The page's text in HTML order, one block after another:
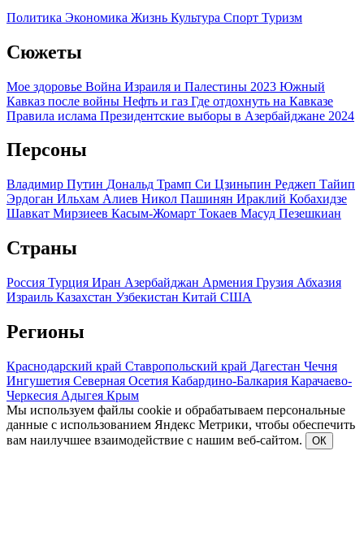
Политика Экономика Жизнь Культура Спорт Туризм
Сюжеты
Мое здоровье Война Израиля и Палестины 2023 Южный
Кавказ после войны Нефть и газ Где отдохнуть на Кавказе
Правила ислама Президентские выборы в Азербайджане 2024
Персоны
Владимир Путин Дональд Трамп Си Цзиньпин Реджеп Тайип
Эрдоган Ильхам Алиев Никол Пашинян Ираклий Кобахидзе
Шавкат Мирзиеев Касым-Жомарт Токаев Масуд Пезешкиан
Страны
Россия Турция Иран Азербайджан Армения Грузия Абхазия
Израиль Казахстан Узбекистан Китай США
Регионы
Краснодарский край Ставропольский край Дагестан Чечня
Ингушетия Северная Осетия Кабардино-Балкария Карачаево-
Черкесия Адыгея Крым
Мы используем файлы cookie и обрабатываем персональные
данные с использованием Яндекс Метрики, чтобы обеспечить
вам наилучшее взаимодействие с нашим веб-сайтом.
ОК